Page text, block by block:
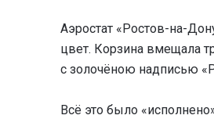
Аэростат «Ростов-на-
цвет. Корзина вмещала
с золочёною надписью
Всё это было